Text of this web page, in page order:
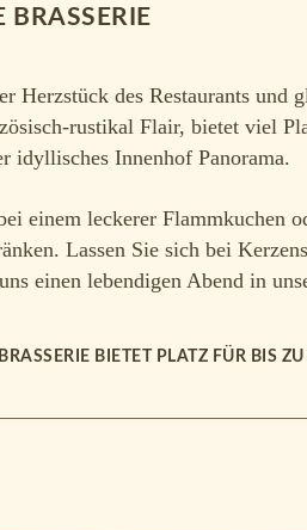
BRASSERIE
Herzstück des Restaurants und
rustikal Flair, bietet viel
idyllisches Innenhof Panorama.
einem leckerer Flammkuchen
Lassen Sie sich bei
einen lebendigen Abend in
BIETET PLATZ FÜR BIS